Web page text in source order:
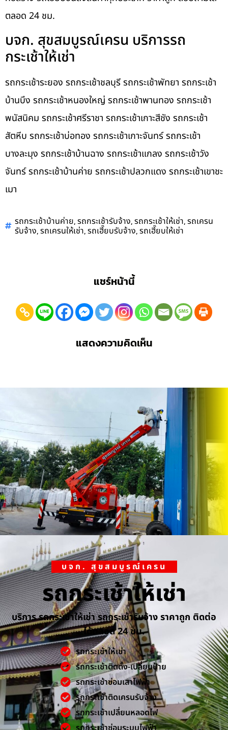
ตลอด 24 ชม.
บจก. สุขสมบูรณ์เครน บริการรถ
กระเช้าให้เช่า
รถกระเช้าระยอง รถกระเช้าชลบุรี รถกระเช้าพัทยา รถกระเช้า
บ้านบึง รถกระเช้าหนองใหญ่ รถกระเช้าพานทอง รถกระเช้า
พนัสนิคม รถกระเช้าศรีราชา รถกระเช้าเกาะสีชัง รถกระเช้า
สัตหีบ รถกระเช้าบ่อทอง รถกระเช้าเกาะจันทร์ รถกระเช้า
บางละมุง รถกระเช้าบ้านฉาง รถกระเช้าแกลง รถกระเช้าวัง
จันทร์ รถกระเช้าบ้านค่าย รถกระเช้าปลวกแดง รถกระเช้าเขาชะ
เมา
รถกระเช้าบ้านค่าย,รถกระเช้ารับจ้าง,รถกระเช้าให้เช่า,รถเครน
รับจ้าง,รถเครนให้เช่า,รถเฮี๊ยบรับจ้าง,รถเฮี๊ยบให้เช่า
แชร์หน้านี้
แสดงความคิดเห็น
บจก. สุขสมบูรณ์เครน
รถกระเช้าให้เช่า
บริการ รถกระเช้าให้เช่า รถกระเช้ารับจ้าง ราคาถูก ติดต่อ
ได้ตลอด 24 ชม.
รถกระเช้าให้เช่า
รถกระเช้าติดตั้ง-เปลี่ยนป้าย
รถกระเช้าซ่อมเสาไฟฟ้า
รถกระเช้าติดเครนรับจ้าง
รถกระเช้าเปลี่ยนหลอดไฟ